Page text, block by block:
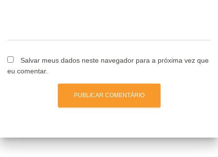
Salvar meus dados neste navegador para a próxima vez que
eu comentar.